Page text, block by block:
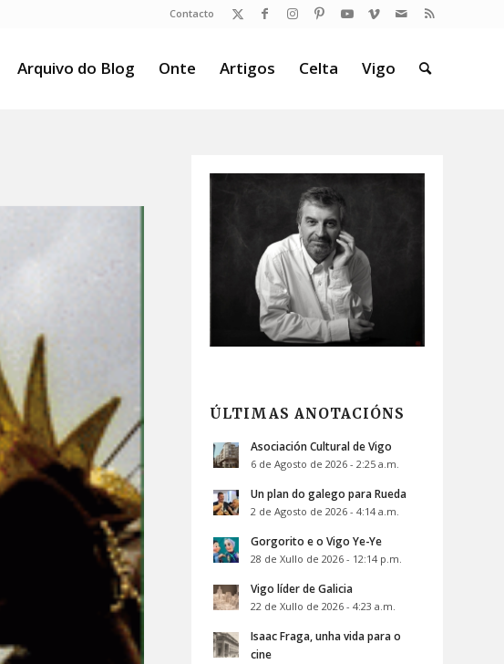
Contacto
Arquivo do Blog Onte Artigos Celta Vigo
ÚLTIMAS ANOTACIÓNS
Asociación Cultural de Vigo
6 de Agosto de 2026 - 2:25 a.m.
Un plan do galego para Rueda
2 de Agosto de 2026 - 4:14 a.m.
Gorgorito e o Vigo Ye-Ye
28 de Xullo de 2026 - 12:14 p.m.
Vigo líder de Galicia
22 de Xullo de 2026 - 4:23 a.m.
Isaac Fraga, unha vida para o
cine